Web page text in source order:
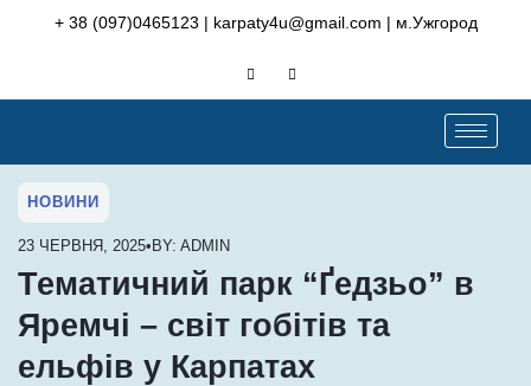
+ 38 (097)0465123 | karpaty4u@gmail.com | м.Ужгород
НОВИНИ
23 ЧЕРВНЯ, 2025• BY: ADMIN
Тематичний парк “Ґедзьо” в
Яремчі – світ гобітів та
ельфів у Карпатах